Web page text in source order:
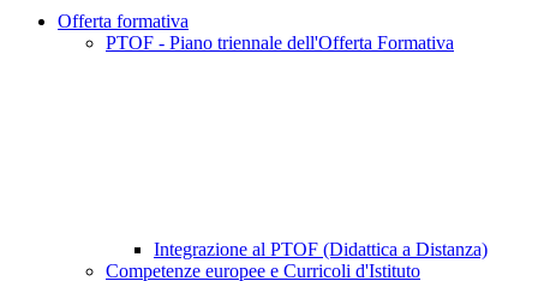
Offerta formativa
PTOF - Piano triennale dell'Offerta Formativa
Integrazione al PTOF (Didattica a Distanza)
Competenze europee e Curricoli d'Istituto